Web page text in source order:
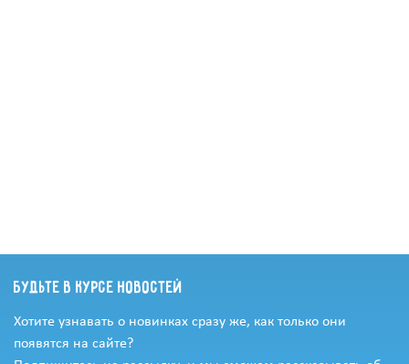
Будьте в курсе новостей
Хотите узнавать о новинках сразу же, как только они
появятся на сайте?